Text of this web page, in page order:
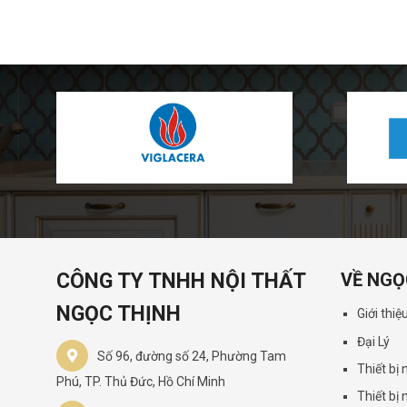
CÔNG TY TNHH NỘI THẤT
NGỌC THỊNH
Số 96, đường số 24, Phường Tam
Phú, TP. Thủ Đức, Hồ Chí Minh
VỀ
Giới thiệu
Đại Lý
Thiết bị
Thiết bị